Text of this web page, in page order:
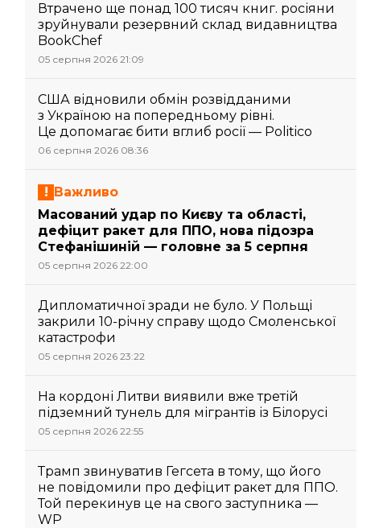
Втрачено ще понад 100 тисяч книг. росіяни
зруйнували резервний склад видавництва
BookChef
05 серпня 2026 21:09
США відновили обмін розвідданими
з Україною на попередньому рівні.
Це допомагає бити вглиб росії — Politico
06 серпня 2026 08:36
Важливо
Масований удар по Києву та області,
дефіцит ракет для ППО, нова підозра
Стефанішиній — головне за 5 серпня
05 серпня 2026 22:00
Дипломатичної зради не було. У Польщі
закрили 10-річну справу щодо Смоленської
катастрофи
05 серпня 2026 23:22
На кордоні Литви виявили вже третій
підземний тунель для мігрантів із Білорусі
05 серпня 2026 22:55
Трамп звинуватив Гегсета в тому, що його
не повідомили про дефіцит ракет для ППО.
Той перекинув це на свого заступника —
WP